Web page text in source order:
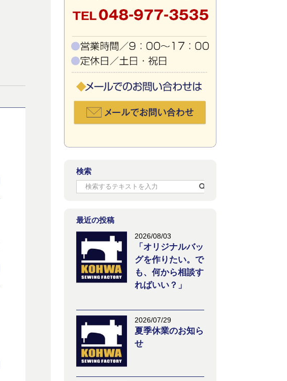
検索
最近の投稿
2026/08/03
「オリジナルバッ
グを作りたい。で
も、何から相談す
ればいい？」
2026/07/29
夏季休業のお知ら
せ